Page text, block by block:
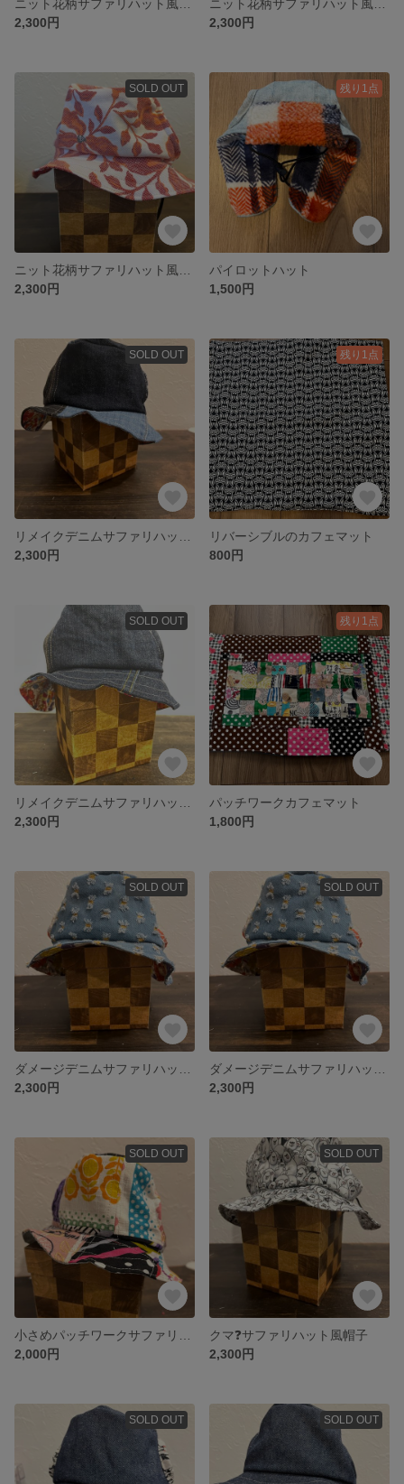
2,300円
2,300円
SOLD OUT
2,300円
残り1点
パイロットハット
1,500円
SOLD OUT
2,300円
残り1点
リバーシブルのカフェマット
800円
SOLD OUT
2,300円
残り1点
パッチワークカフェマット
1,800円
SOLD OUT
2,300円
SOLD OUT
2,300円
SOLD OUT
2,000円
SOLD OUT
クマ❓サファリハット風帽子
2,300円
SOLD OUT SOLD OUT